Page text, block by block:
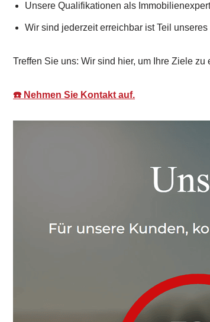
Unsere Qualifikationen als
Wir sind jederzeit erreichbar ist Teil unseres
Treffen Sie uns: Wir sind hier, um Ihre Ziele zu
☎️ Nehmen Sie Kontakt auf.